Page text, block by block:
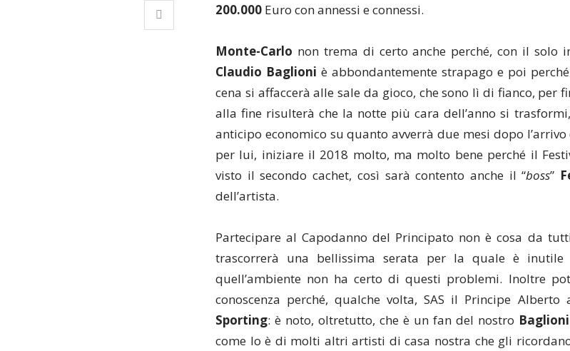
200.000 Euro con annessi e connessi.
Monte-Carlo non trema di certo anche perché, con il solo
Claudio Baglioni è abbondantemente strapago e poi
cena si affaccerà alle sale da gioco, che sono lì di fianco, per
alla fine risulterà che la notte più cara dell’anno si
anticipo economico su quanto avverrà due mesi dopo
per lui, iniziare il 2018 molto, ma molto bene perché il
visto il secondo cachet, così sarà contento anche il “boss”
dell’artista.
Partecipare al Capodanno del Principato non è cosa da
trascorrerà una bellissima serata per la quale è inutile
quell’ambiente non ha certo di questi problemi. Inoltre
conoscenza perché, qualche volta, SAS il Principe
Sporting: è noto, oltretutto, che è un fan del nostro Baglioni
come lo è di molti altri artisti di casa nostra che gli